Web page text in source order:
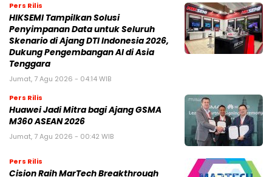
Pers Rilis
HIKSEMI Tampilkan Solusi
Penyimpanan Data untuk Seluruh
Skenario di Ajang DTI Indonesia 2026,
Dukung Pengembangan AI di Asia
Tenggara
Jumat, 7 Agu 2026 - 04:14 WIB
Pers Rilis
Huawei Jadi Mitra bagi Ajang GSMA
M360 ASEAN 2026
Jumat, 7 Agu 2026 - 00:42 WIB
Pers Rilis
Cision Raih MarTech Breakthrough